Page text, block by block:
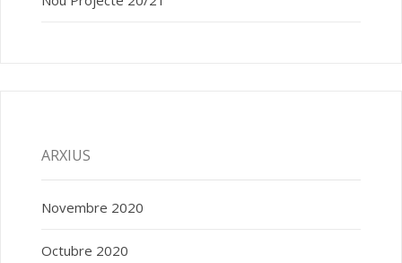
ARXIUS
Novembre 2020
Octubre 2020